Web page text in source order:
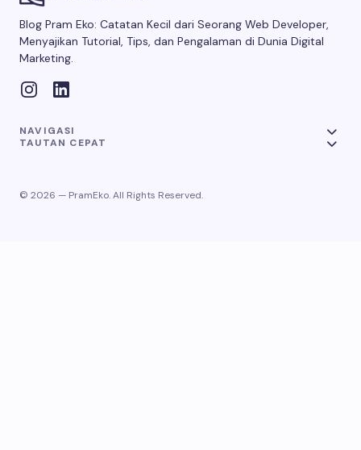
Blog Pram Eko: Catatan Kecil dari Seorang Web Developer,
Menyajikan Tutorial, Tips, dan Pengalaman di Dunia Digital
Marketing.
NAVIGASI
TAUTAN CEPAT
© 2026 — PramEko. All Rights Reserved.